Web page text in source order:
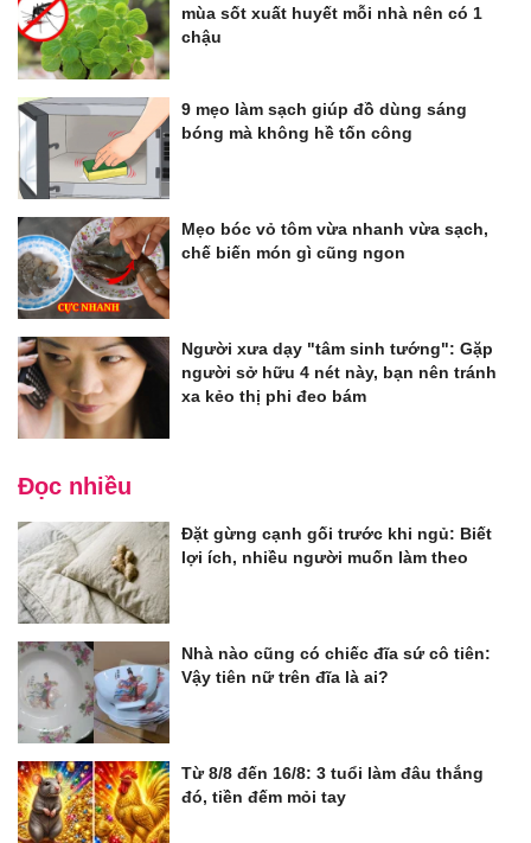
mùa sốt xuất huyết mỗi nhà nên có 1
chậu
9 mẹo làm sạch giúp đồ dùng sáng
bóng mà không hề tốn công
Mẹo bóc vỏ tôm vừa nhanh vừa sạch,
chế biến món gì cũng ngon
Người xưa dạy "tâm sinh tướng": Gặp
người sở hữu 4 nét này, bạn nên tránh
xa kẻo thị phi đeo bám
Đọc nhiều
Đặt gừng cạnh gối trước khi ngủ: Biết
lợi ích, nhiều người muốn làm theo
Nhà nào cũng có chiếc đĩa sứ cô tiên:
Vậy tiên nữ trên đĩa là ai?
Từ 8/8 đến 16/8: 3 tuổi làm đâu thắng
đó, tiền đếm mỏi tay